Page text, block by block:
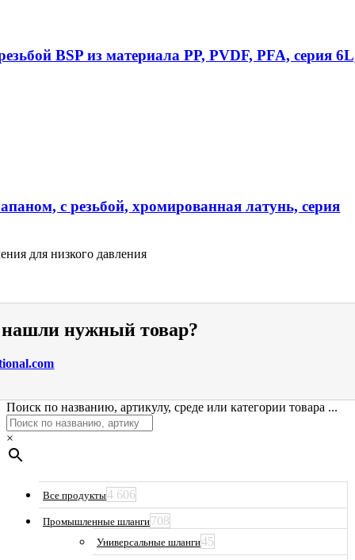
BSP из материала PP, PVDF, PFA, серия
с резьбой, хромированная латунь, серия
для низкого давления
нужный товар?
Поиск по названию, артикулу, среде или категории товара ...
×
Все продукты4 606
Промышленные шланги708
Универсальные шланги45